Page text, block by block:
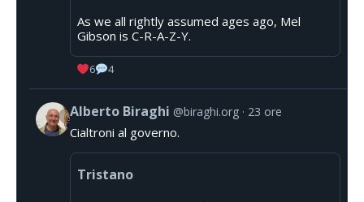
As we all rightly assumed ages ago, Mel
Gibson is C-R-A-Z-Y.
6 4
Alberto Biraghi @biraghi.org 23 ore
Cialtroni al governo.
Tristano